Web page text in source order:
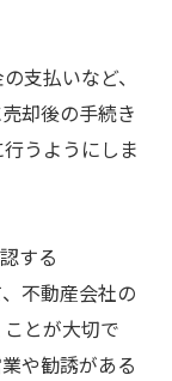
支払いなど、
却後の手続き
うようにしま
する
不動産会社の
とが大切で
や勧誘がある